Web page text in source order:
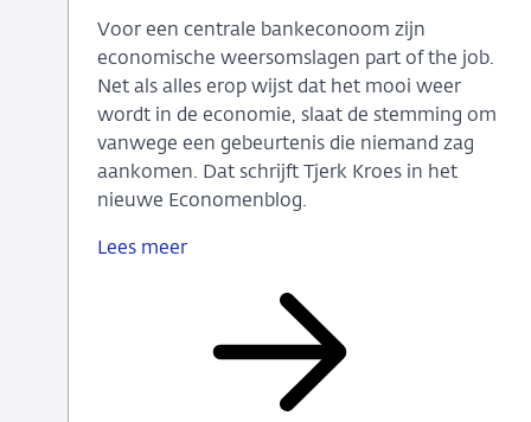
Voor een centrale bankeconoom zijn
economische weersomslagen part of the job.
Net als alles erop wijst dat het mooi weer
wordt in de economie, slaat de stemming om
vanwege een gebeurtenis die niemand zag
aankomen. Dat schrijft Tjerk Kroes in het
nieuwe Economenblog.
Lees meerDe
energiecrisis